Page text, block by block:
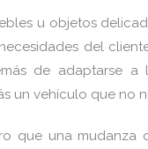
u objetos
del
de adaptarse a
un vehículo que no
que una